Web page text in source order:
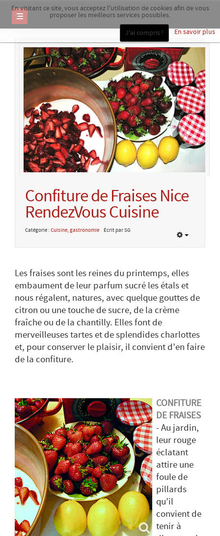
En visitant ce site, vous acceptez l'utilisation de cookies afin de vous
proposer les meilleurs services possibles.
En savoir plus
J'ai compris !
Confiture de Fraises Nice
RendezVous Cuisine
Catégorie : Cuisine, gastronomie Écrit par SG
Les fraises sont les reines du printemps, elles
embaument de leur parfum sucré les étals et
nous régalent, natures, avec quelque gouttes de
citron ou une touche de sucre, de la crème
fraîche ou de la chantilly. Elles font de
merveilleuses tartes et de splendides charlottes
et, pour conserver le plaisir, il convient d’en faire
de la confiture.
CONFITURE
DE FRAISES
- Au jardin,
leur rouge
éclatant
attire une
foule de
pillards
qu’il
convient de
tenir à